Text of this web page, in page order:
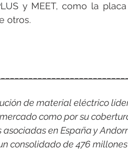
y MEET, como la placa
otros.
de material eléctrico
como por su
en España y
consolidado de 476